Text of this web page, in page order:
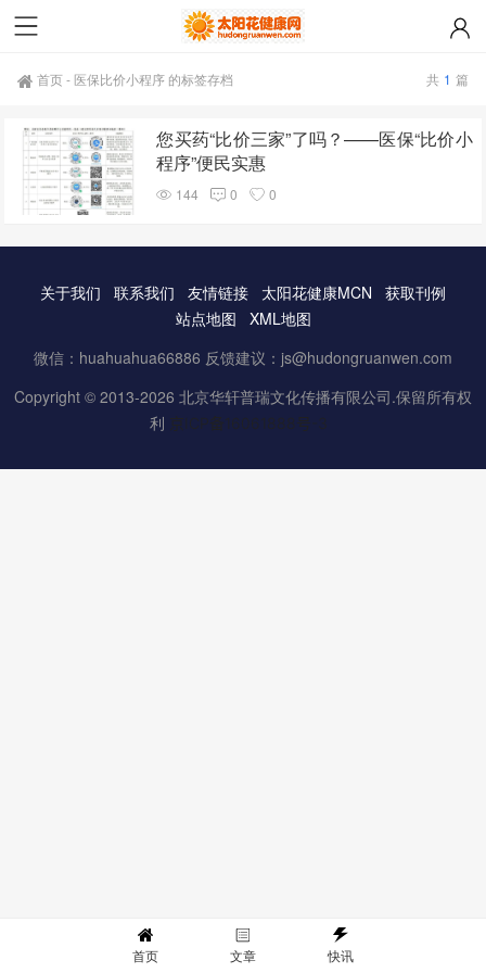
首页-医保比价小程序 的标签存档 共 1 篇
您买药“比价三家”了吗？——医保“比价小
程序”便民实惠
144 0 0
关于我们 联系我们 友情链接 太阳花健康MCN
获取刊例
站点地图
XML地图
微信：huahuahua66886 反馈建议：js@hudongruanwen.com
Copyright © 2013-2026 北京华轩普瑞文化传播有限公司.保留所有权
利 京ICP备16061888号-3
首页 文章 快讯